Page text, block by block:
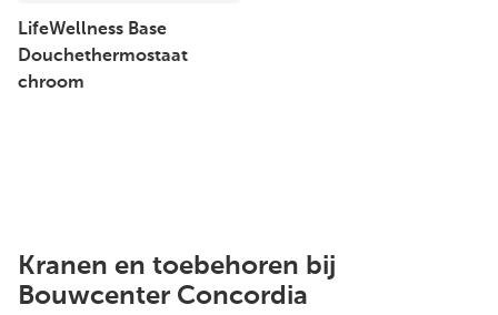
LifeWellness Base
Douchethermostaat
chroom
Kranen en toebehoren bij
Bouwcenter Concordia